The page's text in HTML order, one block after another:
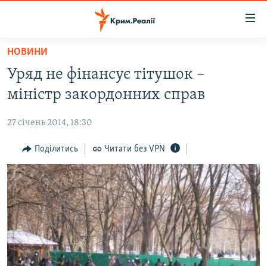
Перейти
основного
матеріалу
до
навігації
Перейти
до
пошуку
ВОДА.КРИМ
ВІДЕО ТА ФОТО
ПОЛІТИКА
БЛОГИ
ПОГЛЯД
ІНТЕРВ'Ю
ВСЕ ЗА ДЕНЬ
СПЕЦПРОЕКТИ
ДЕПОРТАЦІЯ
ЯК ОБІЙТИ БЛОКУВАННЯ
НОВИНИ
Уряд не фінансує тітушок –
міністр закордонних справ
27 січень 2014, 18:30
Поділитись Читати без VPN